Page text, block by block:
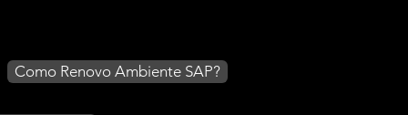
Como Renovo Ambiente SAP?